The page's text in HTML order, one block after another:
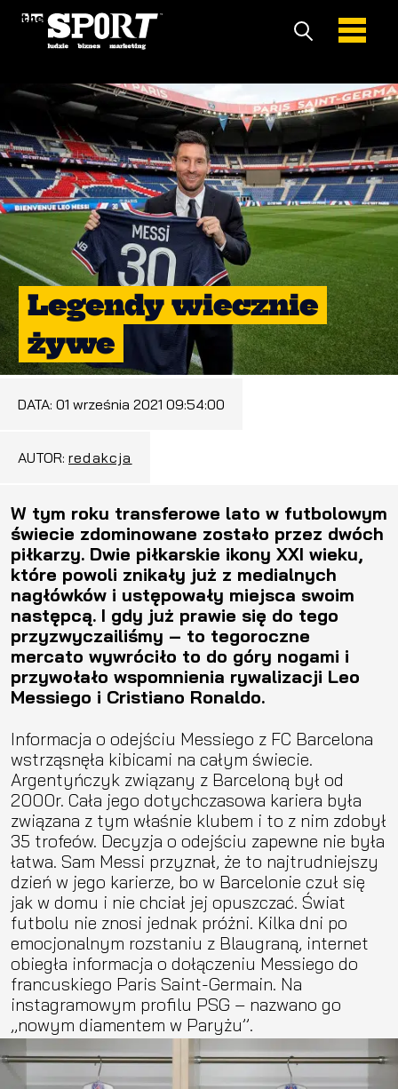
Legendy wiecznie
żywe
DATA: 01 września 2021 09:54:00
AUTOR: redakcja
W tym roku transferowe lato w futbolowym
świecie zdominowane zostało przez dwóch
piłkarzy. Dwie piłkarskie ikony XXI wieku,
które powoli znikały już z medialnych
nagłówków i ustępowały miejsca swoim
następcą. I gdy już prawie się do tego
przyzwyczailiśmy – to tegoroczne
mercato wywróciło to do góry nogami i
przywołało wspomnienia rywalizacji Leo
Messiego i Cristiano Ronaldo.
Informacja o odejściu Messiego z FC Barcelona
wstrząsnęła kibicami na całym świecie.
Argentyńczyk związany z Barceloną był od
2000r. Cała jego dotychczasowa kariera była
związana z tym właśnie klubem i to z nim zdobył
35 trofeów. Decyzja o odejściu zapewne nie była
łatwa. Sam Messi przyznał, że to najtrudniejszy
dzień w jego karierze, bo w Barcelonie czuł się
jak w domu i nie chciał jej opuszczać. Świat
futbolu nie znosi jednak próżni. Kilka dni po
emocjonalnym rozstaniu z Blaugraną, internet
obiegła informacja o dołączeniu Messiego do
francuskiego Paris Saint-Germain. Na
instagramowym profilu PSG – nazwano go
,,nowym diamentem w Paryżu’’.